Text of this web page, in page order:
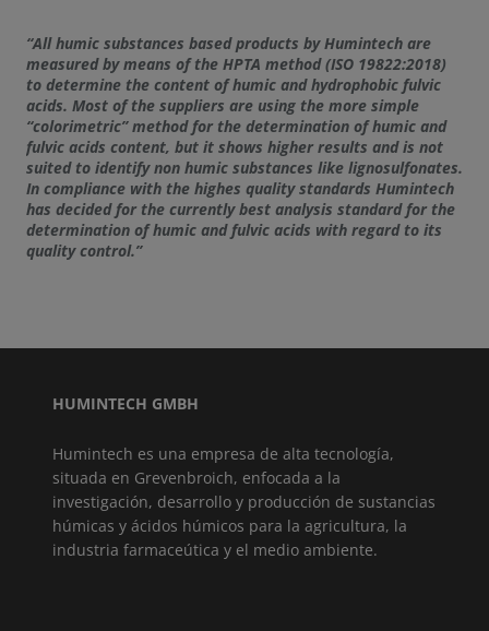
“All humic substances based products by Humintech are
measured by means of the HPTA method (ISO 19822:2018)
to determine the content of humic and hydrophobic fulvic
acids. Most of the suppliers are using the more simple
“colorimetric” method for the determination of humic and
fulvic acids content, but it shows higher results and is not
suited to identify non humic substances like lignosulfonates.
In compliance with the highes quality standards Humintech
has decided for the currently best analysis standard for the
determination of humic and fulvic acids with regard to its
quality control.”
HUMINTECH GMBH
Humintech es una empresa de alta tecnología,
situada en Grevenbroich, enfocada a la
investigación, desarrollo y producción de sustancias
húmicas y ácidos húmicos para la agricultura, la
industria farmaceútica y el medio ambiente.